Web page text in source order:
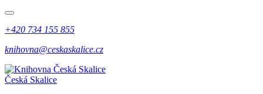
+420 734 155 855
knihovna@ceskaskalice.cz
Česká Skalice